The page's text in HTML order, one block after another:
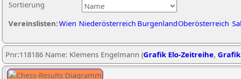
Sortierung
Vereinslisten:Wien Niederösterreich BurgenlandOberösterreich
Pnr:118186 Name: Klemens Engelmann (Grafik Elo-Zeitreihe,